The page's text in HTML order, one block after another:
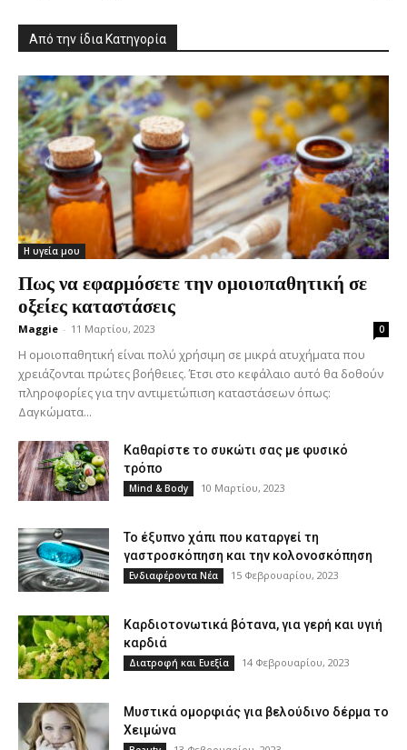
Από την ίδια Κατηγορία
Η υγεία μου
Πως να εφαρμόσετε την ομοιοπαθητική σε
οξείες καταστάσεις
Maggie - 11 Μαρτίου, 2023 0
Η ομοιοπαθητική είναι πολύ χρήσιμη σε μικρά ατυχήματα που
χρειάζονται πρώτες βοήθειες. Έτσι στο κεφάλαιο αυτό θα δοθούν
πληροφορίες για την αντιμετώπιση καταστάσεων όπως:
Δαγκώματα...
Καθαρίστε το συκώτι σας με φυσικό
τρόπο
Mind & Body 10 Μαρτίου, 2023
Το έξυπνο χάπι που καταργεί τη
γαστροσκόπηση και την κολονοσκόπηση
Ενδιαφέροντα Νέα 15 Φεβρουαρίου, 2023
Καρδιοτονωτικά βότανα, για γερή και υγιή
καρδιά
Διατροφή και Ευεξία 14 Φεβρουαρίου, 2023
Μυστικά ομορφιάς για βελούδινο δέρμα το
Χειμώνα